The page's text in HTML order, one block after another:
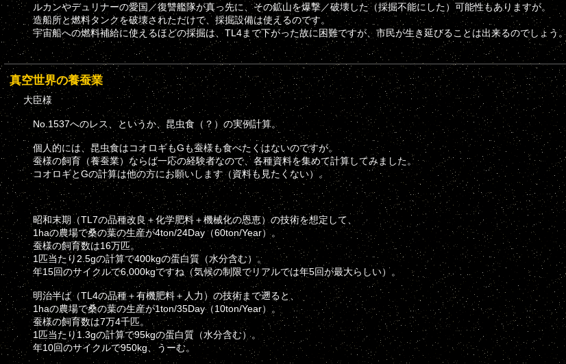
ルカンやデュリナーの愛国／復讐艦隊が真っ先に、その鉱山を爆撃／破壊した（採掘不能にした）可能性もありますが。
造船所と燃料タンクを破壊されただけで、採掘設備は使えるのです。
宇宙船への燃料補給に使えるほどの採掘は、TL4まで下がった故に困難ですが、市民が生き延びることは出来るのでしょう。
真空世界の養蚕業
大臣様
No.1537へのレス、というか、昆虫食（？）の実例計算。
個人的には、昆虫食はコオロギもGも蚕様も食べたくはないのですが。
蚕様の飼育（養蚕業）ならば一応の経験者なので、各種資料を集めて計算してみました。
コオロギとGの計算は他の方にお願いします（資料も見たくない）。
昭和末期（TL7の品種改良＋化学肥料＋機械化の恩恵）の技術を想定して、
1haの農場で桑の葉の生産が4ton/24Day（60ton/Year）。
蚕様の飼育数は16万匹。
1匹当たり2.5gの計算で400kgの蛋白質（水分含む）。
年15回のサイクルで6,000kgですね（気候の制限でリアルでは年5回が最大らしい）。
明治半ば（TL4の品種＋有機肥料＋人力）の技術まで遡ると、
1haの農場で桑の葉の生産が1ton/35Day（10ton/Year）。
蚕様の飼育数は7万4千匹。
1匹当たり1.3gの計算で95kgの蛋白質（水分含む）。
年10回のサイクルで950kg、うーむ。